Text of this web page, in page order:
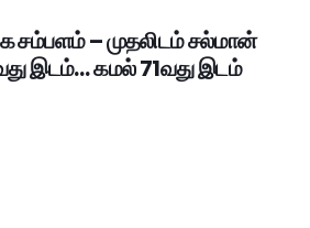
சம்பளம் – முதலிடம் சல்மான்
இடம்… கமல் 71வது இடம்